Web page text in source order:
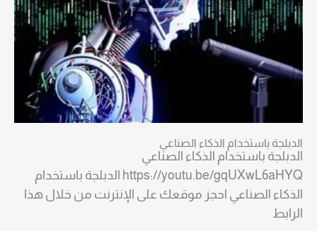
الدبلجة باستخدام الذكاء الصناعي
الدبلجة باستخدام الذكاء الصناعي
https://youtu.be/gqUXwL6aHYQ الدبلجة باستخدام
الذكاء الصناعي احجز موقعك على الإنترنت من خلال هذا
الرابط